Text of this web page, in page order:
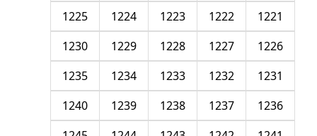
1221
1222
1223
1224
1225
1226
1227
1228
1229
1230
1231
1232
1233
1234
1235
1236
1237
1238
1239
1240